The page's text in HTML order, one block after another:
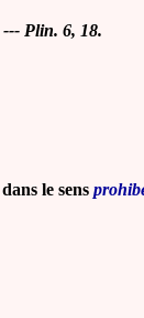
--- Plin. 6, 18.
dans le sens